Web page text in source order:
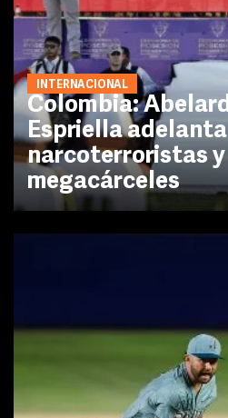
INTERNACIONAL
Colombia:
Espriella
narcoterroristas y
megacárceles